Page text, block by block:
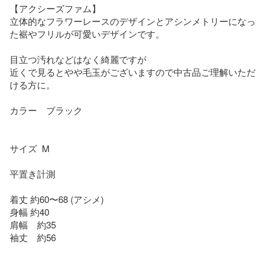
【アクシーズファム】
立体的なフラワーレースのデザインとアシンメトリーになっ
た裾やフリルが可愛いデザインです。
目立つ汚れなどはなく綺麗ですが
近くで見るとやや毛玉がございますので中古品ご理解いただ
ける方に。
カラー　ブラック
サイズ  M
平置き計測
着丈 約60〜68 (アシメ)
身幅 約40
肩幅　約35
袖丈　約56